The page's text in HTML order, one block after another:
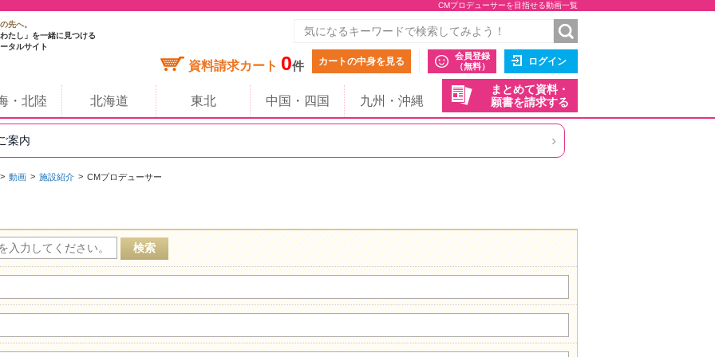
CMプロデューサーを目指せる動画一覧
先へ。
たし」を一緒に見つける
タルサイト
資料請求カート 0件 カートの中身を見る
会員登録
（無料）
ログイン
まとめて資料・
願書を請求する
・北陸 北海道 東北 中国・四国 九州・沖縄
案内 ›
動画 施設紹介 CMプロデューサー